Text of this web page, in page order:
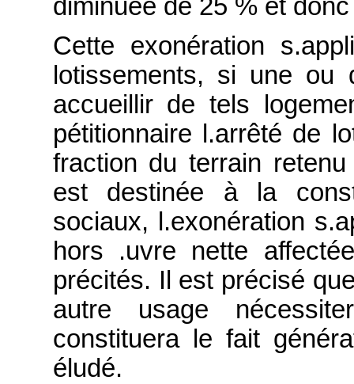
diminuée de 25 % et
Cette exonération
lotissements, si une ou
accueillir de tels
pétitionnaire l.arrêté de
fraction du terrain
est destinée à la
sociaux, l.exonération
hors .uvre nette
précités. Il est précisé
autre usage
constituera le fait
éludé.